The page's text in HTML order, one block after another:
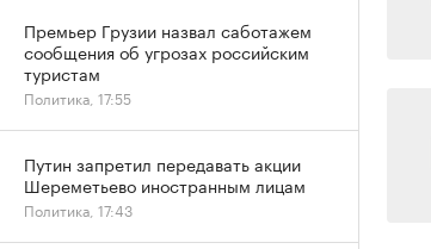
Премьер Грузии назвал саботажем
сообщения об угрозах российским
туристам
Политика, 17:55
Путин запретил передавать акции
Шереметьево иностранным лицам
Политика, 17:43